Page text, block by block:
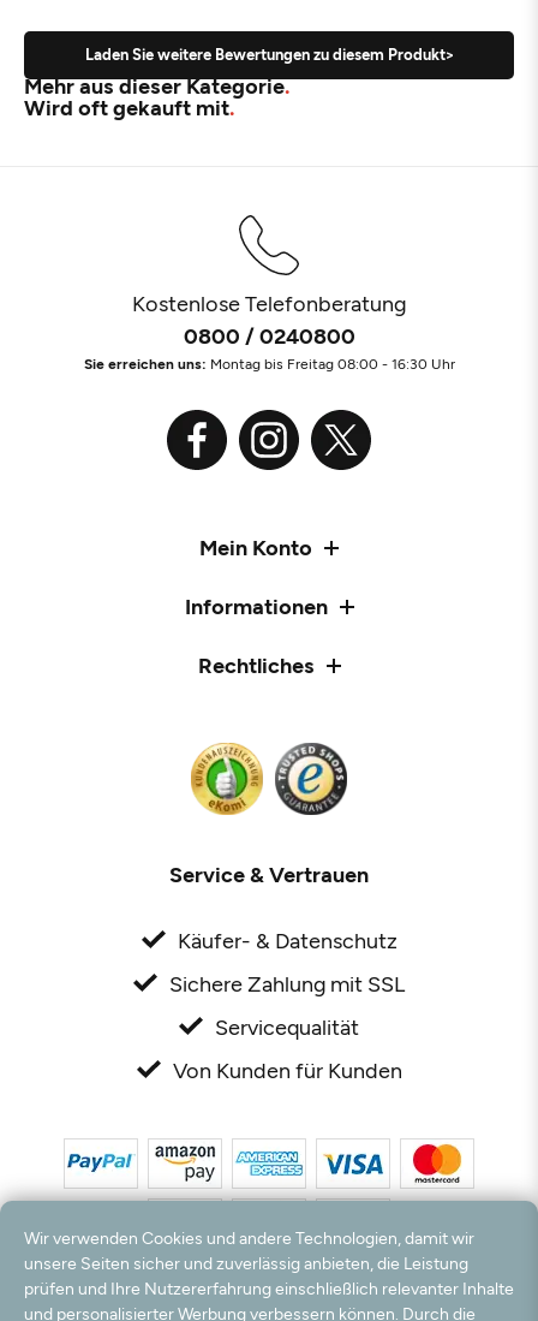
Laden Sie weitere Bewertungen zu diesem Produkt>
Mehr aus dieser Kategorie
Wird oft gekauft mit
Kostenlose Telefonberatung
0800 / 0240800
Sie erreichen uns: Montag bis Freitag 08:00 - 16:30 Uhr
Mein Konto
Informationen
Rechtliches
Service & Vertrauen
Käufer- & Datenschutz
Sichere Zahlung mit SSL
Servicequalität
Von Kunden für Kunden
Wir verwenden Cookies und andere Technologien, damit wir
unsere Seiten sicher und zuverlässig anbieten, die Leistung
prüfen und Ihre Nutzererfahrung einschließlich relevanter Inhalte
und personalisierter Werbung verbessern können. Durch die